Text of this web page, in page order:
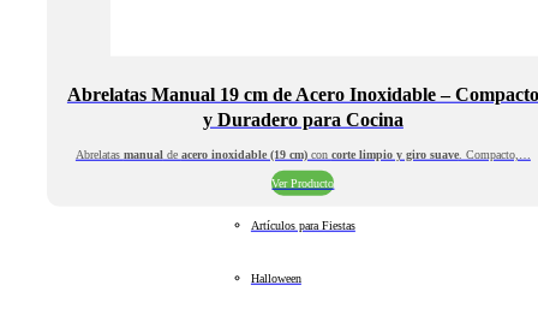
Abrelatas Manual 19 cm de Acero Inoxidable – Compacto
y Duradero para Cocina
Abrelatas manual de acero inoxidable (19 cm)con corte limpio y giro suave. Compacto,…
Ver Producto
Artículos para Fiestas
Halloween